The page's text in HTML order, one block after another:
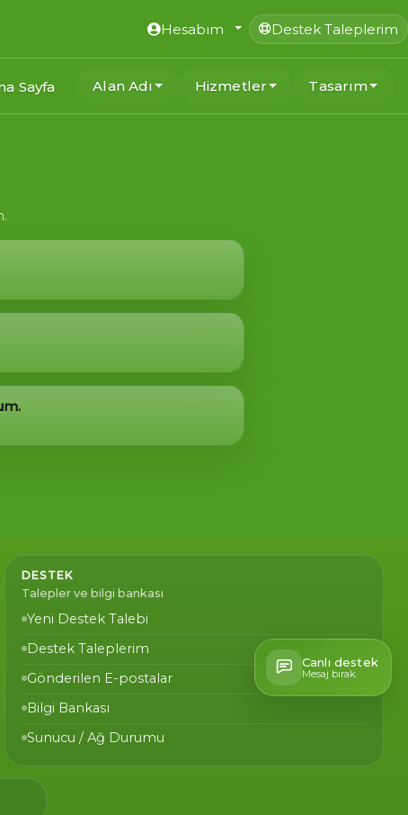
Hesabım Destek Taleplerim
Sayfa Alan Adı Hizmetler Tasarım
DESTEK
Talepler ve bilgi bankası
Yeni Destek Talebi
Destek Taleplerim
Gönderilen E-postalar
Bilgi Bankası
Sunucu / Ağ Durumu
Canlı destek
Mesaj bırak